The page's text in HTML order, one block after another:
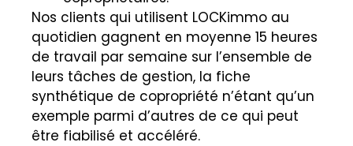
Nos clients qui utilisent LOCKimmo au
quotidien gagnent en moyenne 15 heures
de travail par semaine sur l’ensemble de
leurs tâches de gestion, la fiche
synthétique de copropriété n’étant qu’un
exemple parmi d’autres de ce qui peut
être fiabilisé et accéléré.